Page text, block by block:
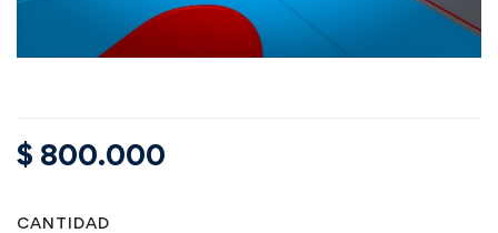
$ 800.000
CANTIDAD